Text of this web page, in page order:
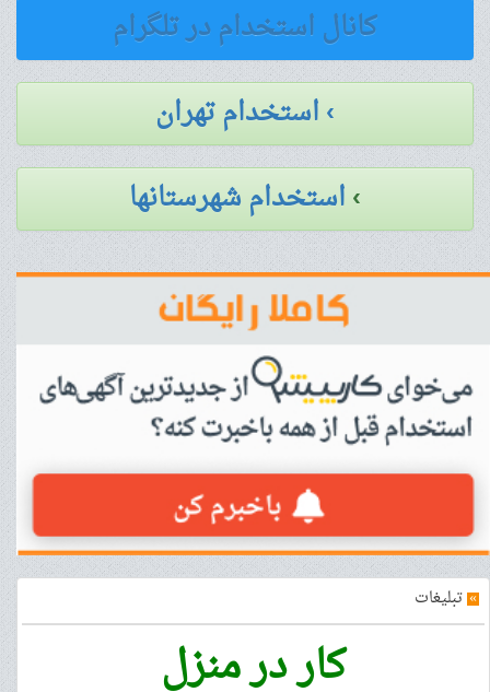
کانال استخدام در تلگرام
› استخدام تهران
›استخدام شهرستانها
» تبلیغات
کار در منزل